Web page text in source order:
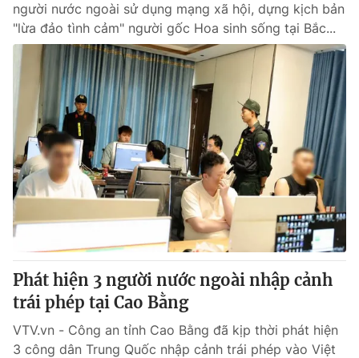
Emagazine Podcast
Photo Infographic
Video Shorts video
VTV Money VTV Thể thao
VTV Sức khoẻ Bất động sản
Thị trường 24h Tấm lòng Việt
VTV4 Vươn mình bằng AI
VTV9 VTV8
người nước ngoài sử dụng mạng xã hội, dựng kịch bản
"lừa đảo tình cảm" người gốc Hoa sinh sống tại Bắc...
Phát hiện 3 người nước ngoài nhập cảnh
trái phép tại Cao Bằng
VTV.vn - Công an tỉnh Cao Bằng đã kịp thời phát hiện
3 công dân Trung Quốc nhập cảnh trái phép vào Việt